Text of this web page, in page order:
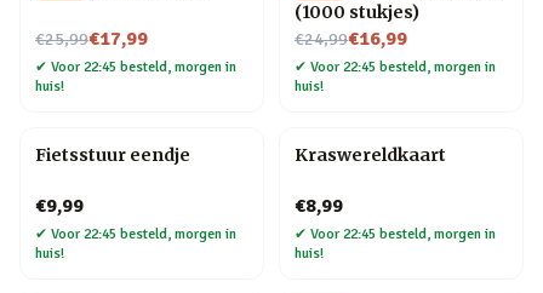
€25,99
Nu voor€17,99
✔ Voor 22:45 besteld, morgen in
huis!
(1000 stukjes)
€24,99
Nu voor€16,99
✔ Voor 22:45 besteld, morgen in
huis!
Fietsstuur eendje
€9,99
✔ Voor 22:45 besteld, morgen in
huis!
Kraswereldkaart
€8,99
✔ Voor 22:45 besteld, morgen in
huis!